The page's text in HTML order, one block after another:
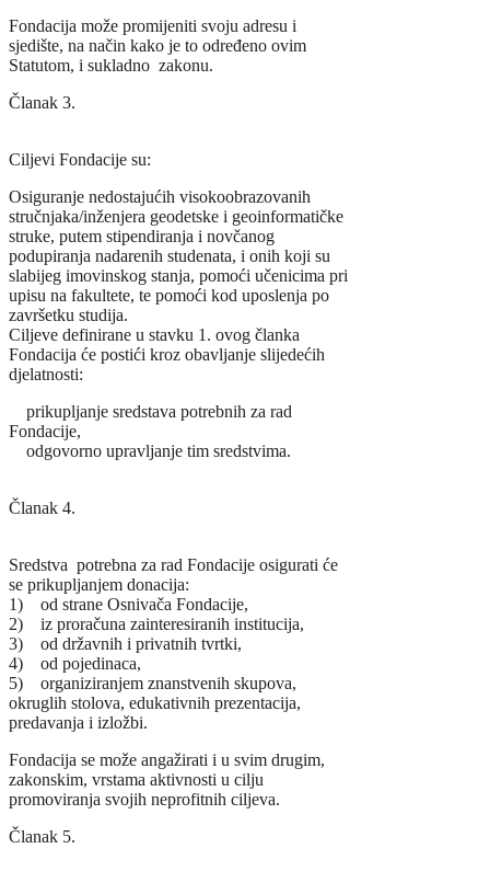
Fondacija može promijeniti svoju adresu i
sjedište, na način kako je to određeno ovim
Statutom, i sukladno zakonu.
Članak 3.
Ciljevi Fondacije su:
Osiguranje nedostajućih visokoobrazovanih
stručnjaka/inženjera geodetske i geoinformatičke
struke, putem stipendiranja i novčanog
podupiranja nadarenih studenata, i onih koji su
slabijeg imovinskog stanja, pomoći učenicima pri
upisu na fakultete, te pomoći kod uposlenja po
završetku studija.
Ciljeve definirane u stavku 1. ovog članka
Fondacija će postići kroz obavljanje slijedećih
djelatnosti:
prikupljanje sredstava potrebnih za rad
Fondacije,
odgovorno upravljanje tim sredstvima.
Članak 4.
Sredstva potrebna za rad Fondacije osigurati će
se prikupljanjem donacija:
1) od strane Osnivača Fondacije,
2) iz proračuna zainteresiranih institucija,
3) od državnih i privatnih tvrtki,
4) od pojedinaca,
5) organiziranjem znanstvenih skupova,
okruglih stolova, edukativnih prezentacija,
predavanja i izložbi.
Fondacija se može angažirati i u svim drugim,
zakonskim, vrstama aktivnosti u cilju
promoviranja svojih neprofitnih ciljeva.
Članak 5.